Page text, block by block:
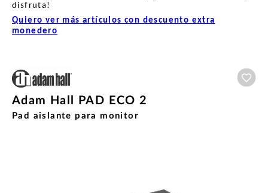
disfruta!
Quiero ver más artículos con descuento extra
monedero
Adam Hall PAD ECO 2
Pad aislante para monitor